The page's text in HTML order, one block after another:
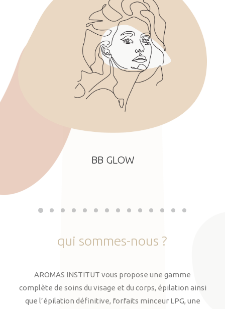
BB GLOW
qui sommes-nous ?
AROMAS INSTITUT vous propose une gamme
complète de soins du visage et du corps, épilation ainsi
que l’épilation définitive, forfaits minceur LPG, une